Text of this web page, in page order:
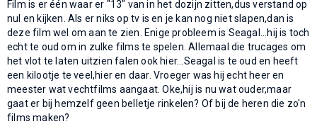
Film is er één waar er "13" van in het dozijn zitten,dus verstand op
nul en kijken. Als er niks op tv is en je kan nog niet slapen,dan is
deze film wel om aan te zien. Enige probleem is Seagal...hij is toch
echt te oud om in zulke films te spelen. Allemaal die trucages om
het vlot te laten uitzien falen ook hier...Seagal is te oud en heeft
een kilootje te veel,hier en daar. Vroeger was hij echt heer en
meester wat vechtfilms aangaat. Oke,hij is nu wat ouder,maar
gaat er bij hemzelf geen belletje rinkelen? Of bij de heren die zo'n
films maken?